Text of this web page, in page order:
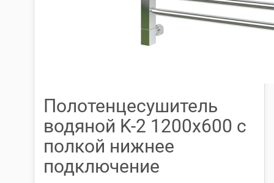
Полотенцесушитель
водяной K-2 1200х600 с
полкой нижнее
подключение